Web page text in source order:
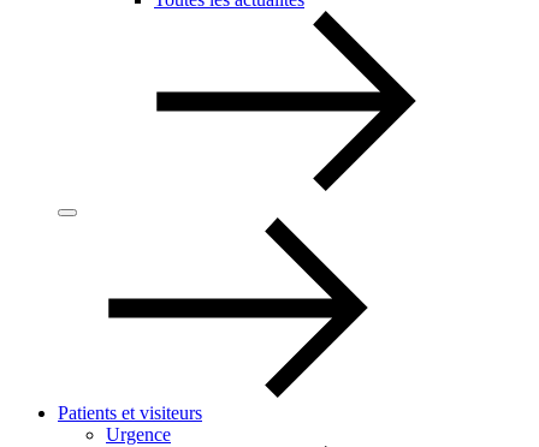
Patients et visiteurs
Urgence